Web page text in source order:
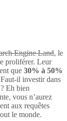
Engine Land, le
proliférer. Leur
que 30% à 50%
il investir dans
Eh bien
vous n’aurez
aux requêtes
le monde.